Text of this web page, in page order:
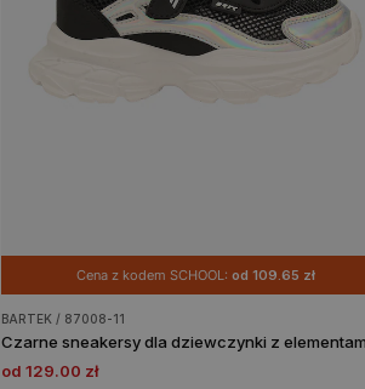
Cena z kodem SCHOOL: od 109.65 zł
BARTEK / 87008-11
od 129.00 zł